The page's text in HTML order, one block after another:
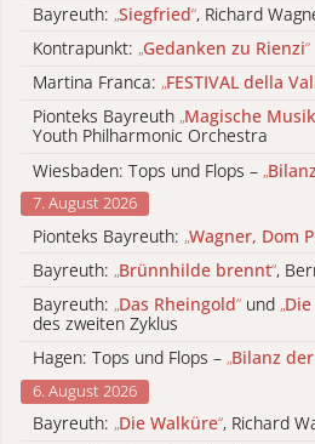
Bayreuth: „Siegfried“, Richard
Kontrapunkt: „Gedanken zu Rienzi“
Martina Franca: „FESTIVAL della
Pionteks Bayreuth „Magische
Youth Philharmonic Orchestra
Wiesbaden: Tops und Flops – „
7. August 2026
Pionteks Bayreuth: „Wagner, Dom
Bayreuth: „Brünnhilde brennt“,
Bayreuth: „Das Rheingold“ und „
des zweiten Zyklus
Hagen: Tops und Flops – „Bilanz
6. August 2026
Bayreuth: „Die Walküre“, Richard